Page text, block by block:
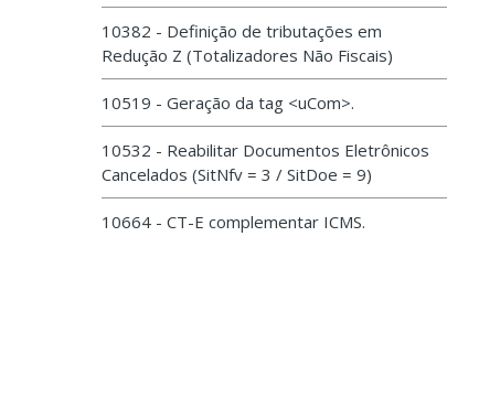
10382 - Definição de tributações em
Redução Z (Totalizadores Não Fiscais)
10519 - Geração da tag <uCom>.
10532 - Reabilitar Documentos Eletrônicos
Cancelados (SitNfv = 3 / SitDoe = 9)
10664 - CT-E complementar ICMS.